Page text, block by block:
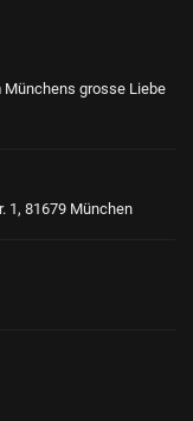
grosse Liebe
1, 81679 München